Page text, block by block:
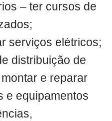
– ter cursos de
serviços elétricos;
distribuição de
e reparar
e equipamentos